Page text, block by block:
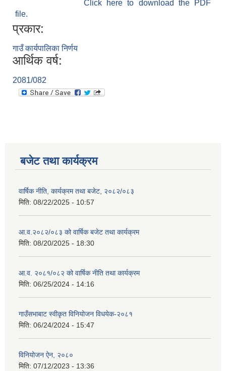
Click here to download the PDF
file.
प्रकार:
गाउँ कार्यपालिका निर्णय
आर्थिक वर्ष:
2081/082
बजेट तथा कार्यक्रम
वार्षिक नीति, कार्यक्रम तथा बजेट, २०८२/०८३
मिति: 08/22/2025 - 10:57
आ.व.२०८२/०८३ को वार्षिक बजेट तथा कार्यक्रम
मिति: 08/20/2025 - 18:30
आ.व. २०८१/०८२ को वार्षिक नीति तथा कार्यक्रम
मिति: 06/25/2024 - 14:16
गाउँसभाबाट स्वीकृत विनियोजन विधयेक-२०८१
मिति: 06/24/2024 - 15:47
विनियोजन ऐन, २०८०
मिति: 07/12/2023 - 13:36